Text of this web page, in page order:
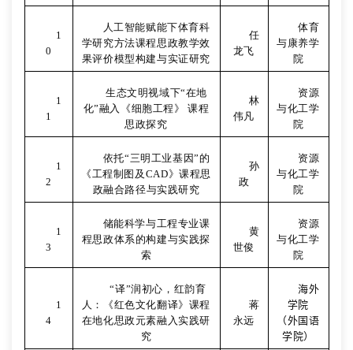
1
0
人工智能赋能下体育科
学研究方法课程思政教学效
果评价模型构建与实证研究
任
龙飞
体育
与康养学
院
1
1
生态文明视域下“在地
化”融入《细胞工程》 课程
思政探究
林
伟凡
资源
与化工学
院
1
2
依托“三明工业基因”的
《工程制图及 CAD》课程思
政融合路径与实践研究
孙
政
资源
与化工学
院
1
3
储能科学与工程专业课
程思政体系的构建与实践探
索
黄
世俊
资源
与化工学
院
1
4
“译”润初心，红韵育
人：《红色文化翻译》课程
在地化思政元素融入实践研
究
蒋
永远
海外
学院
（外国语
学院）